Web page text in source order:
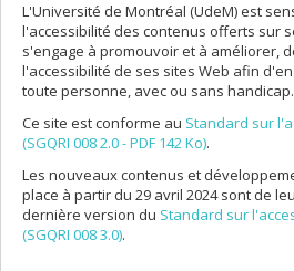
L'Université de Montréal (UdeM) est
l'accessibilité des contenus offerts sur
s'engage à promouvoir et à améliorer,
l'accessibilité de ses sites Web afin
toute personne, avec ou sans handicap.
Ce site est conforme au Standard sur
(SGQRI 008 2.0 - PDF 142 Ko).
Les nouveaux contenus et
place à partir du 29 avril 2024 sont de
dernière version du Standard sur
(SGQRI 008 3.0).